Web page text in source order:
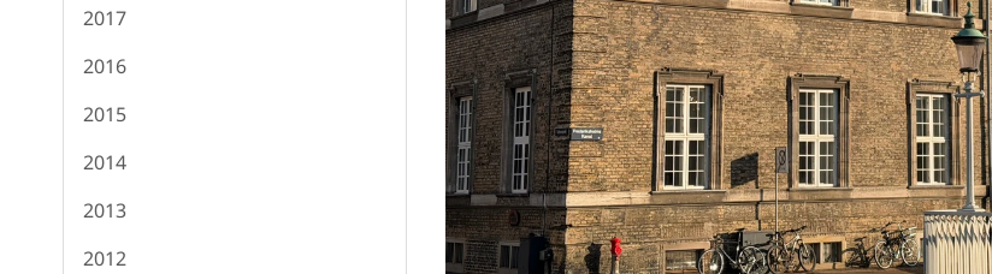
2017
2016
2015
2014
2013
2012